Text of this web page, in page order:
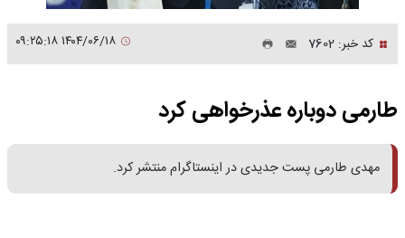
کد خبر: 7602
طارمی دوباره عذرخواهی کرد
مهدی طارمی پست جدیدی در اینستاگرام منتشر کرد.